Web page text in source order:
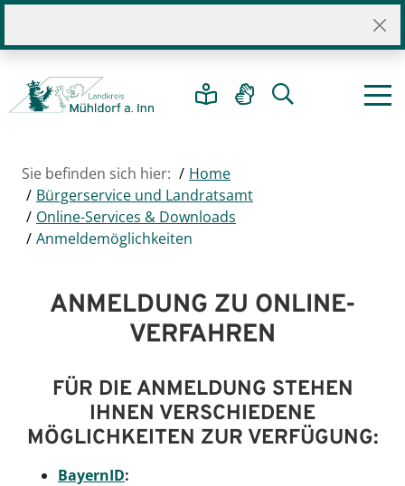
Sie befinden sich hier:
Home
Bürgerservice und Landratsamt
Online-Services & Downloads
Anmeldemöglichkeiten
ANMELDUNG ZU ONLINE-
VERFAHREN
FÜR DIE ANMELDUNG STEHEN
IHNEN VERSCHIEDENE
MÖGLICHKEITEN ZUR VERFÜGUNG:
BayernID: